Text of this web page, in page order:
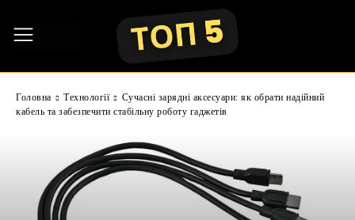
Головна Технології
Сучасні зарядні аксесуари: як обрати надійний
кабель та забезпечити стабільну роботу гаджетів